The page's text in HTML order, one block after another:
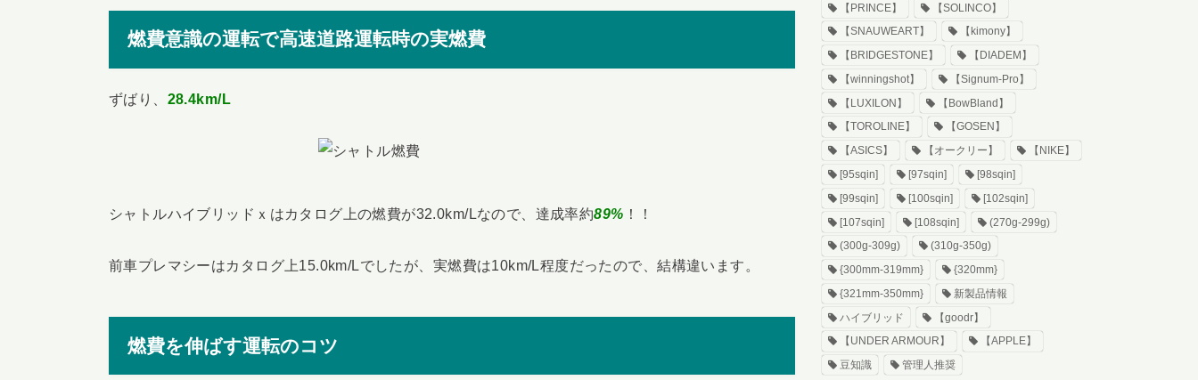
燃費意識の運転で高速道路運転時の実燃費
ずばり、 28.4km/L
シャトルハイブリッドｘはカタログ上の燃費が32.0km/Lなので、達成率約89% ！！
前車プレマシーはカタログ上15.0km/Lでしたが、実燃費は10km/L程度だったので、結構違います。
燃費を伸ばす運転のコツ
【PRINCE】
【SOLINCO】
【SNAUWEART】
【kimony】
【BRIDGESTONE】
【DIADEM】
【winningshot】
【Signum-Pro】
【LUXILON】
【BowBland】
【TOROLINE】
【GOSEN】
【ASICS】
【オークリー】
【NIKE】
[95sqin]
[97sqin]
[98sqin]
[99sqin]
[100sqin]
[102sqin]
[107sqin]
[108sqin]
(270g-299g)
(300g-309g)
(310g-350g)
{300mm-319mm}
{320mm}
{321mm-350mm}
新製品情報
ハイブリッド
【goodr】
【UNDER ARMOUR】
【APPLE】
豆知識
管理人推奨